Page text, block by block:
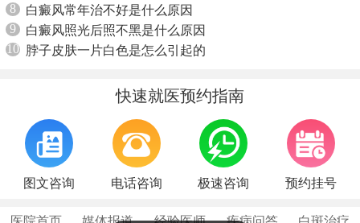
8
白癜风常年治不好是什么原因
9
白癜风照光后照不黑是什么原因
10 脖子皮肤一片白色是怎么引起的
快速就医预约指南
图文咨询 电话咨询 极速咨询 预约挂号